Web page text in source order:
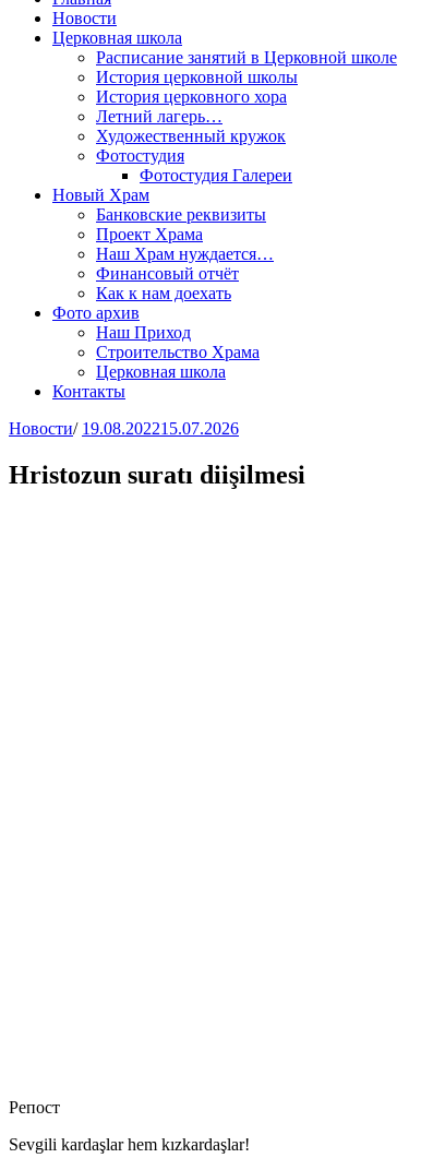
Новости
Церковная школа
Расписание занятий в Церковной школе
История церковной школы
История церковного хора
Летний лагерь…
Художественный кружок
Фотостудия
Фотостудия Галереи
Новый Храм
Банковские реквизиты
Проект Храма
Наш Храм нуждается…
Финансовый отчёт
Как к нам доехать
Фото архив
Наш Приход
Строительство Храма
Церковная школа
Контакты
Новости/ 19.08.202215.07.2026
Hristozun suratı diişilmesi
Репост
Sevgili kardaşlar hem kızkardaşlar!